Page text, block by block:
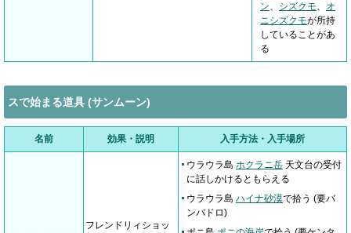
ン、 シズクモ、 オ
ニシズクモが所持
していることがあ
る
スで始まる道具 (サンムーン)
名前 効果・説明 入手方法・入手場所
フレンドリィショッ
ウラウラ島 ホクラニ岳 天文台の受付
に話しかけるともらえる
ウラウラ島 ハイナ砂漠で拾う (要バ
ンバドロ)